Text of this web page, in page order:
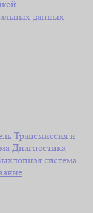
данных
Трансмиссия и
Диагностика
система